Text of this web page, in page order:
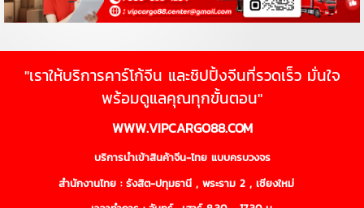
"เราให้บริการคาร์โก้จีน และชิปปิ้งจีนที่รวดเร็ว มั่นใจ
พร้อมดูแลคุณทุกขั้นตอน"
WWW.VIPCARGO88.COM
บริการนำเข้าสินค้าจีน-ไทย แบบครบวงจร
สำนักงานไทย : รังสิต-ปทุมธานี , พระราม 2 , เชียงใหม่